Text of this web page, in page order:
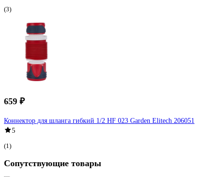
(3)
659 ₽
Коннектор для шланга гибкий 1/2 HF 023 Garden Elitech 206051
5
(1)
Сопутствующие товары